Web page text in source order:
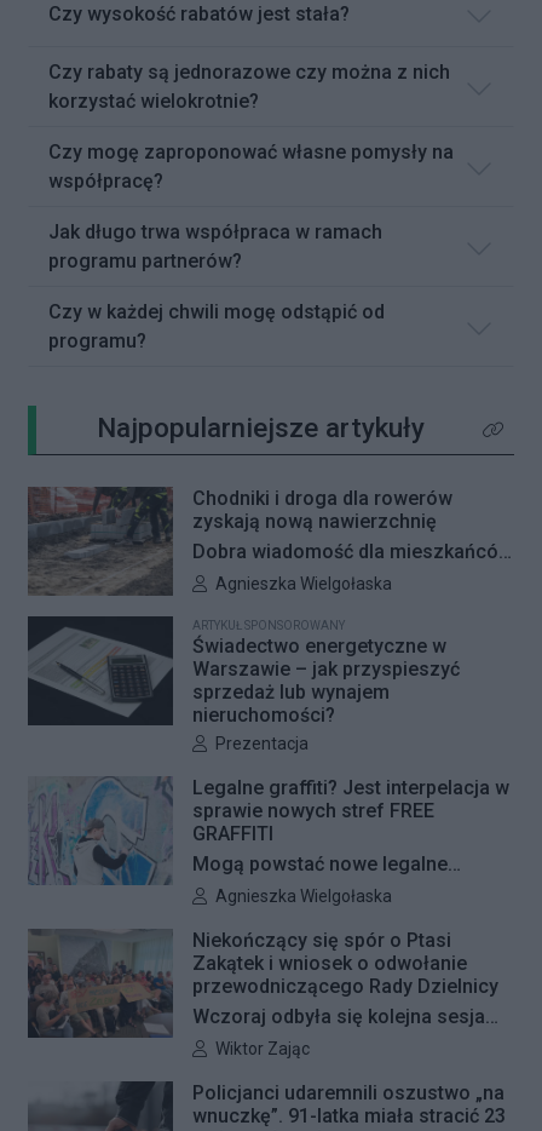
Czy wysokość rabatów jest stała?
Czy rabaty są jednorazowe czy można z nich
korzystać wielokrotnie?
Czy mogę zaproponować własne pomysły na
współpracę?
Jak długo trwa współpraca w ramach
programu partnerów?
Czy w każdej chwili mogę odstąpić od
programu?
Najpopularniejsze artykuły Kliknij
Chodniki i droga dla rowerów
zyskają nową nawierzchnię
Dobra wiadomość dla mieszkańców
Woli i Żoliborza. Zarząd Dróg
remonty infrastruktury dla pieszych
i rowerzystów. Oferty w
przetargach zostały już otwarte, a
jeśli wszystko przebiegnie zgodnie
z planem, nowe nawierzchnie
pojawią się jeszcze w tym roku.
Autor artykułu:
Agnieszka Wielgołaska
ARTYKUŁ SPONSOROWANY
Świadectwo energetyczne w
Warszawie – jak przyspieszyć
sprzedaż lub wynajem
nieruchomości?
Autor artykułu:
Prezentacja
Legalne graffiti? Jest interpelacja w
sprawie nowych stref FREE
GRAFFITI
Mogą powstać nowe legalne
miejsca do wykonywania graffiti.
interpelację, w której proponuje
wyznaczenie kolejnych stref FREE
GRAFFITI we współpracy z
Zarządem Dróg Miejskich.
Autor artykułu:
Agnieszka Wielgołaska
Niekończący się spór o Ptasi
Zakątek i wniosek o odwołanie
przewodniczącego Rady Dzielnicy
Wczoraj odbyła się kolejna sesja
poświęcona procedowaniu
Rady Dzielnicy Żoliborz w sprawie
Autor artykułu:
Wiktor Zając
Policjanci udaremnili oszustwo „na
wnuczkę”. 91-latka miała stracić 23